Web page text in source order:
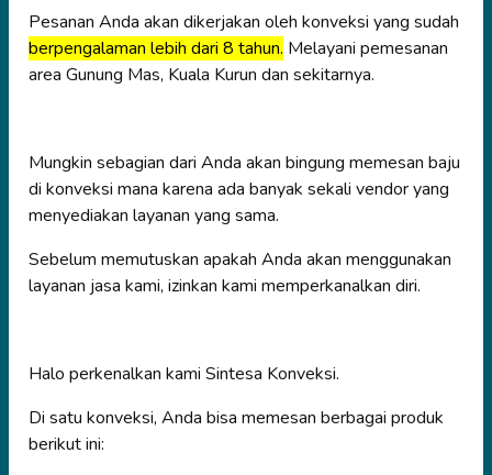
Pesanan Anda akan dikerjakan oleh konveksi yang sudah
berpengalaman lebih dari 8 tahun. Melayani pemesanan
area Gunung Mas, Kuala Kurun dan sekitarnya.
Mungkin sebagian dari Anda akan bingung memesan baju
di konveksi mana karena ada banyak sekali vendor yang
menyediakan layanan yang sama.
Sebelum memutuskan apakah Anda akan menggunakan
layanan jasa kami, izinkan kami memperkanalkan diri.
Halo perkenalkan kami Sintesa Konveksi.
Di satu konveksi, Anda bisa memesan berbagai produk
berikut ini: